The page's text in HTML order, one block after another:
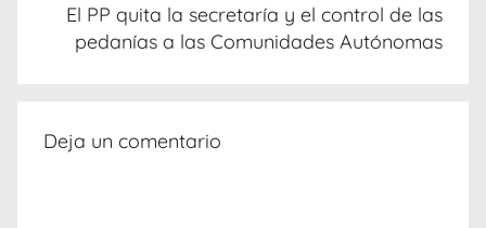
El PP quita la secretaría y el control de las
pedanías a las Comunidades Autónomas
Deja un comentario